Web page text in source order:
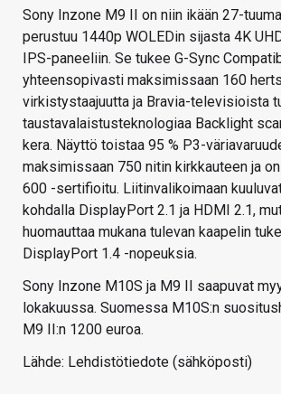
Sony Inzone M9 II on niin ikään 27-
perustuu 1440p WOLEDin sijasta 4K
IPS-paneeliin. Se tukee G-Sync
yhteensopivasti maksimissaan 160
virkistystaajuutta ja Bravia-televisioista
taustavalaistusteknologiaa Backlight
kera. Näyttö toistaa 95 % P3-
maksimissaan 750 nitin kirkkauteen ja
600 -sertifioitu. Liitinvalikoimaan
kohdalla DisplayPort 2.1 ja HDMI 2.1,
huomauttaa mukana tulevan kaapelin
DisplayPort 1.4 -nopeuksia.
Sony Inzone M10S ja M9 II saapuvat
lokakuussa. Suomessa M10S:n
M9 II:n 1200 euroa.
Lähde: Lehdistötiedote (sähköposti)